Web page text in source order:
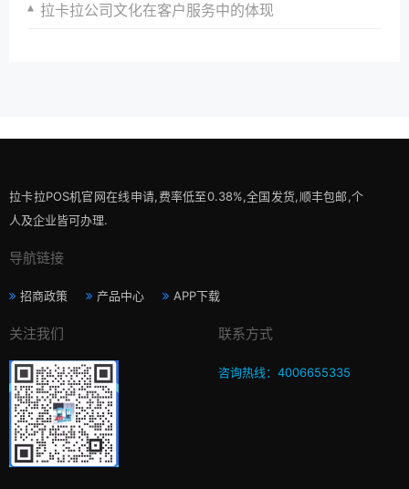
拉卡拉公司文化在客户服务中的体现
拉卡拉POS机官网在线申请,费率低至0.38%,全国发货,顺丰包邮,个
人及企业皆可办理.
导航链接
招商政策 产品中心 APP下载
关注我们 联系方式
咨询热线：4006655335